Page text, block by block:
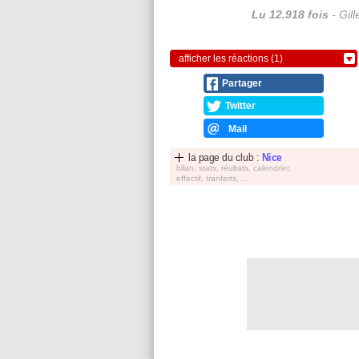
Lu 12.918 fois -
afficher les réactions (1)
Partager
Twitter
Mail
la page du club : Nice
bilan, stats, réultats, calendrier,
effectif, tranferts, ...